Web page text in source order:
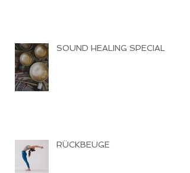
SOUND HEALING SPECIAL
RÜCKBEUGE